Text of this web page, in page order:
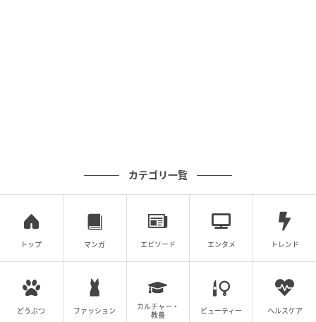
カテゴリ一覧
トップ マンガ エピソード エンタメ トレンド
どうぶつ ファッション
カルチャー・
教養
ビューティー ヘルスケア